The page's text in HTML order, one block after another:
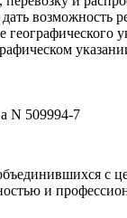
N 509994-7
с
и